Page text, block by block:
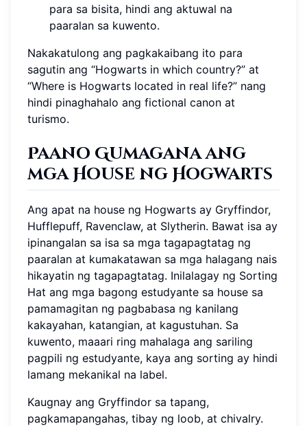
para sa bisita, hindi ang aktuwal na
paaralan sa kuwento.
Nakakatulong ang pagkakaibang ito para
sagutin ang “Hogwarts in which country?” at
“Where is Hogwarts located in real life?” nang
hindi pinaghahalo ang fictional canon at
turismo.
Paano Gumagana ang
mga House ng Hogwarts
Ang apat na house ng Hogwarts ay Gryffindor,
Hufflepuff, Ravenclaw, at Slytherin. Bawat isa ay
ipinangalan sa isa sa mga tagapagtatag ng
paaralan at kumakatawan sa mga halagang nais
hikayatin ng tagapagtatag. Inilalagay ng Sorting
Hat ang mga bagong estudyante sa house sa
pamamagitan ng pagbabasa ng kanilang
kakayahan, katangian, at kagustuhan. Sa
kuwento, maaari ring mahalaga ang sariling
pagpili ng estudyante, kaya ang sorting ay hindi
lamang mekanikal na label.
Kaugnay ang Gryffindor sa tapang,
pagkamapangahas, tibay ng loob, at chivalry.